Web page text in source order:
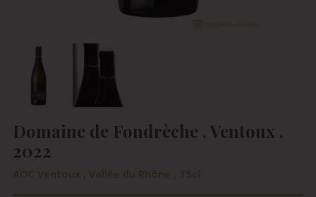
Domaine de Fondrèche , Ventoux ,
2022
AOC Ventoux , Vallée du Rhône , 75cl